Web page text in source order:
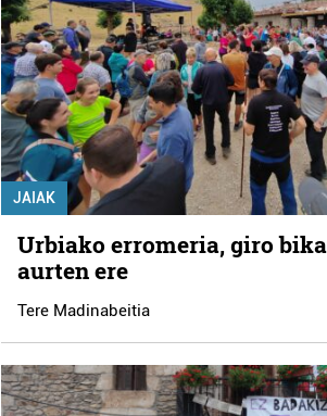
JAIAK
Urbiako erromeria, giro
aurten ere
Tere Madinabeitia